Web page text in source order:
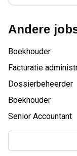
Andere
Boekhouder
Facturatie
Dossierbeheerder
Boekhouder
Senior Accountant